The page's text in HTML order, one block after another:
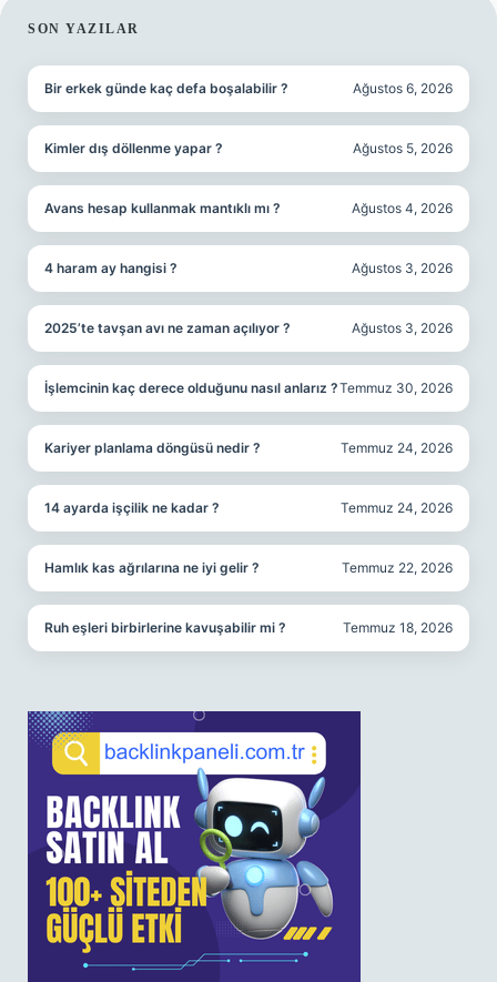
SIDEBAR
SON YAZILAR
Bir erkek günde kaç defa boşalabilir ? Ağustos 6, 2026
Kimler dış döllenme yapar ? Ağustos 5, 2026
Avans hesap kullanmak mantıklı mı ? Ağustos 4, 2026
4 haram ay hangisi ? Ağustos 3, 2026
2025’te tavşan avı ne zaman açılıyor ? Ağustos 3, 2026
İşlemcinin kaç derece olduğunu nasıl anlarız ?Temmuz 30, 2026
Kariyer planlama döngüsü nedir ? Temmuz 24, 2026
14 ayarda işçilik ne kadar ? Temmuz 24, 2026
Hamlık kas ağrılarına ne iyi gelir ? Temmuz 22, 2026
Ruh eşleri birbirlerine kavuşabilir mi ? Temmuz 18, 2026